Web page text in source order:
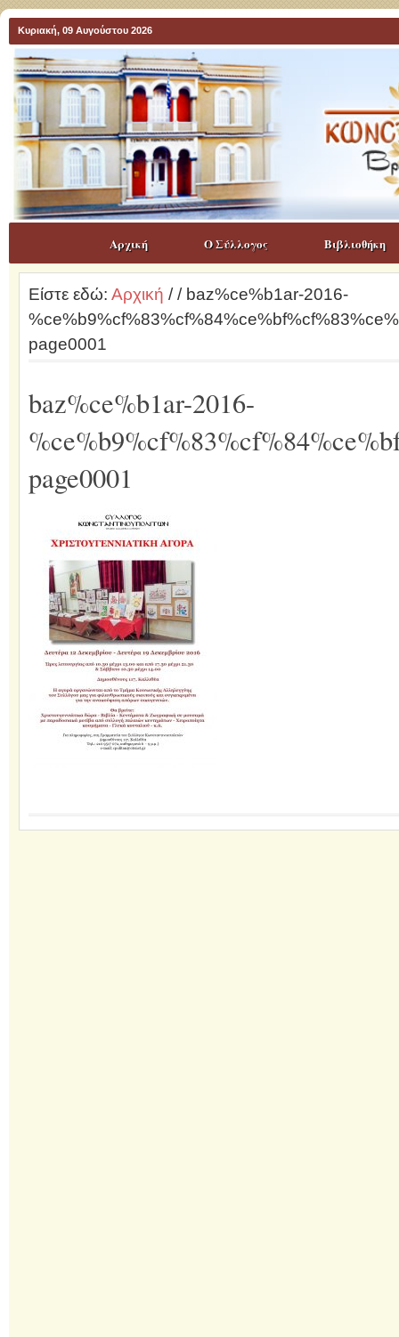
Κυριακή, 09 Αυγούστου 2026
Αρχική Ο Σύλλογος Βιβλιοθήκη
Είστε εδώ: Αρχική // baz%ce%b1ar-2016-
page0001
baz%ce%b1ar-2016-
page0001